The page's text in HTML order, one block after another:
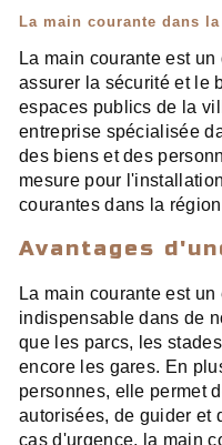
La main courante dans
La main courante est
assurer la sécurité et le
espaces publics de la
entreprise spécialisée
des biens et des
mesure pour
courantes dans la
Avantages
La main courante est
indispensable dans de
que les parcs, les
encore les gares. En
personnes, elle permet
autorisées, de guider et
cas d'urgence, la main